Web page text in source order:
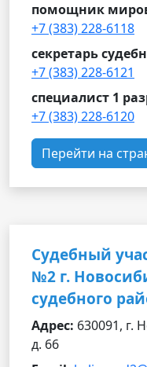
помощник
+7 (383) 228-6118
секретарь
+7 (383) 228-6121
специалист 1
+7 (383) 228-6120
Перейти на
Судебный
№2 г.
судебного
Адрес: 630091, г.
д. 66